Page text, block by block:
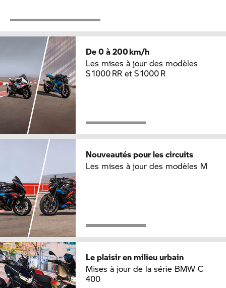
De 0 à 200 km/h
Les mises à jour des modèles
S 1000 RR et S 1000 R
Nouveautés pour les circuits
Les mises à jour des modèles M
Le plaisir en milieu urbain
Mises à jour de la série BMW C
400